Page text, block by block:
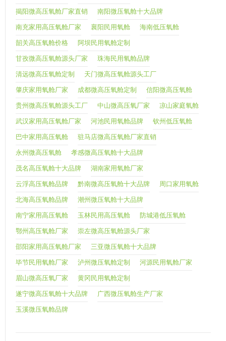
揭阳微高压氧舱厂家直销 南阳微压氧舱十大品牌
南充家用高压氧舱厂家 襄阳民用氧舱 海南低压氧舱
韶关高压氧舱价格 阿坝民用氧舱定制
甘孜微高压氧舱源头厂家 珠海民用氧舱品牌
清远微高压氧舱定制 天门微高压氧舱源头工厂
肇庆家用氧舱厂家 成都微高压氧舱定制 信阳微高压氧舱
贵州微高压氧舱源头工厂 中山微高压氧厂家 凉山家庭氧舱
武汉家用高压氧舱厂家 河池民用氧舱品牌 钦州低压氧舱
巴中家用高压氧舱 驻马店微高压氧舱厂家直销
永州微高压氧舱 孝感微高压氧舱十大品牌
茂名高压氧舱十大品牌 湖南家用氧舱厂家
云浮高压氧舱品牌 黔南微高压氧舱十大品牌 周口家用氧舱
北海高压氧舱品牌 潮州微压氧舱十大品牌
南宁家用高压氧舱 玉林民用高压氧舱 防城港低压氧舱
鄂州高压氧舱厂家 崇左微高压氧舱源头厂家
邵阳家用高压氧舱厂家 三亚微压氧舱十大品牌
毕节民用氧舱厂家 泸州微压氧舱定制 河源民用氧舱厂家
眉山微高压氧厂家 黄冈民用氧舱定制
遂宁微高压氧舱十大品牌 广西微压氧舱生产厂家
玉溪微压氧舱品牌